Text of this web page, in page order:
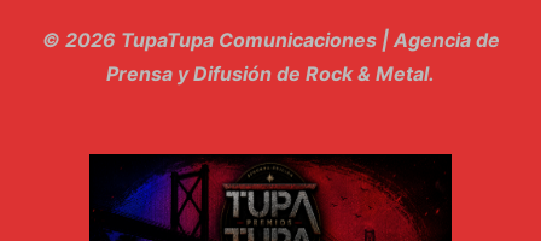
14. Llanto en el Cielo - Carmaleon
15. Pachakuti - Pleia
© 2026 TupaTupa Comunicaciones | Agencia de
Prensa y Difusión de Rock & Metal.